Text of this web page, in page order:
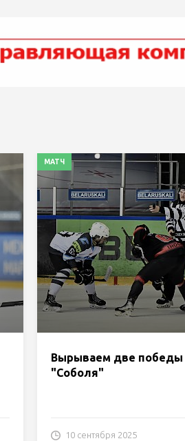
МАТЧ
Вырываем две победы
"Соболя"
10 сентября 2025